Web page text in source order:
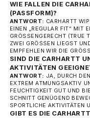
WIE FALLEN DIE
(PASSFORM)?
ANTWORT: CARHARTT
EINEN „REGULAR FIT“ MIT
GRÖSSENGERECHT (TRUE
WEI GRÖSSEN LIEGST UND
PFEHLEN WIR DIE
SIND DIE CARHARTT
AKTIVITÄTEN
ANTWORT: JA, DURCH
EXTREM ATMUNGSAKTIV
FEUCHTIGKEIT GUT UND
SCHNITT GENÜGEND
SPORTLICHE AKTIVITÄTEN
GIBT ES DIE